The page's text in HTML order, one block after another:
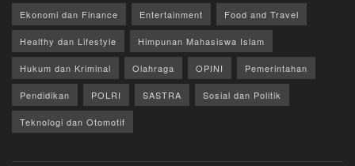
Ekonomi dan Finance Entertainment Food and Travel
Healthy dan Lifestyle Himpunan Mahasiswa Islam
Hukum dan Kriminal Olahraga OPINI Pemerintahan
Pendidikan POLRI SASTRA Sosial dan Politik
Teknologi dan Otomotif